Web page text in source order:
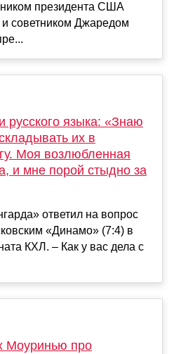
президента США
советником Джаредом
русского языка: «Знаю
их в
Моя возлюбленная
и мне порой стыдно за
ответил на вопрос
«Динамо» (7:4) в
КХЛ. – Как у вас дела с
Моуринью про